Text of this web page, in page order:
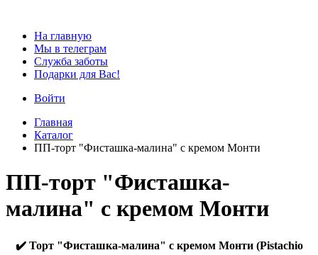
На главную
Мы в телеграм
Служба заботы
Подарки для Вас!
Войти
Главная
Каталог
ПП-торт "Фисташка-малина" с кремом Монти
ПП-торт "Фисташка-
малина" с кремом Монти
✔️ Торт "Фисташка-малина" с кремом Монти (Pistachio